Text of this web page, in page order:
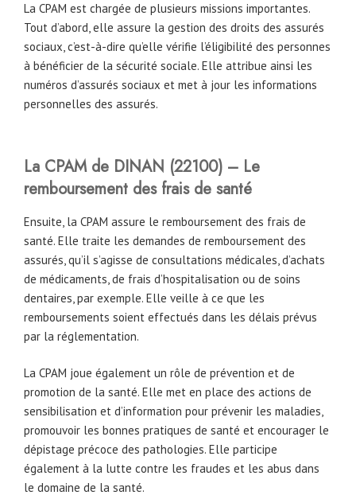
La CPAM est chargée de plusieurs missions importantes.
Tout d’abord, elle assure la gestion des droits des assurés
sociaux, c’est-à-dire qu’elle vérifie l’éligibilité des personnes
à bénéficier de la sécurité sociale. Elle attribue ainsi les
numéros d’assurés sociaux et met à jour les informations
personnelles des assurés.
La CPAM de DINAN (22100) – Le
remboursement des frais de santé
Ensuite, la CPAM assure le remboursement des frais de
santé. Elle traite les demandes de remboursement des
assurés, qu’il s’agisse de consultations médicales, d’achats
de médicaments, de frais d’hospitalisation ou de soins
dentaires, par exemple. Elle veille à ce que les
remboursements soient effectués dans les délais prévus
par la réglementation.
La CPAM joue également un rôle de prévention et de
promotion de la santé. Elle met en place des actions de
sensibilisation et d’information pour prévenir les maladies,
promouvoir les bonnes pratiques de santé et encourager le
dépistage précoce des pathologies. Elle participe
également à la lutte contre les fraudes et les abus dans
le domaine de la santé.